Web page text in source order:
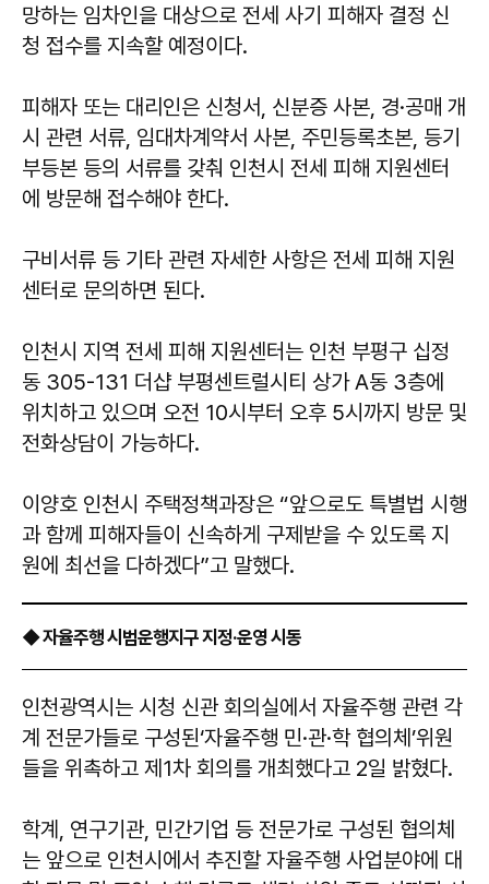
망하는 임차인을 대상으로 전세 사기 피해자 결정 신
청 접수를 지속할 예정이다.
피해자 또는 대리인은 신청서, 신분증 사본, 경·공매 개
시 관련 서류, 임대차계약서 사본, 주민등록초본, 등기
부등본 등의 서류를 갖춰 인천시 전세 피해 지원센터
에 방문해 접수해야 한다.
구비서류 등 기타 관련 자세한 사항은 전세 피해 지원
센터로 문의하면 된다.
인천시 지역 전세 피해 지원센터는 인천 부평구 십정
동 305-131 더샵 부평센트럴시티 상가 A동 3층에
위치하고 있으며 오전 10시부터 오후 5시까지 방문 및
전화상담이 가능하다.
이양호 인천시 주택정책과장은 “앞으로도 특별법 시행
과 함께 피해자들이 신속하게 구제받을 수 있도록 지
원에 최선을 다하겠다”고 말했다.
◆ 자율주행 시범운행지구 지정·운영 시동
인천광역시는 시청 신관 회의실에서 자율주행 관련 각
계 전문가들로 구성된‘자율주행 민·관·학 협의체’위원
들을 위촉하고 제1차 회의를 개최했다고 2일 밝혔다.
학계, 연구기관, 민간기업 등 전문가로 구성된 협의체
는 앞으로 인천시에서 추진할 자율주행 사업분야에 대